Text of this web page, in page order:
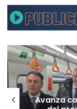
Avanza